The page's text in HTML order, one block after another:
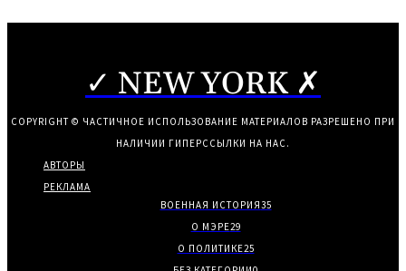
✓ NEW YORK ✗
COPYRIGHT © ЧАСТИЧНОЕ ИСПОЛЬЗОВАНИЕ МАТЕРИАЛОВ РАЗРЕШЕНО ПРИ
НАЛИЧИИ ГИПЕРССЫЛКИ НА НАС.
АВТОРЫ
РЕКЛАМА
ВОЕННАЯ ИСТОРИЯ35
О МЭРЕ29
О ПОЛИТИКЕ25